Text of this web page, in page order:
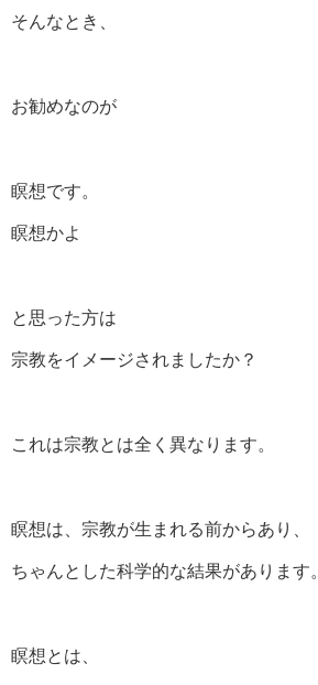
そんなとき、
お勧めなのが
瞑想です。
瞑想かよ
と思った方は
宗教をイメージされましたか？
これは宗教とは全く異なります。
瞑想は、宗教が生まれる前からあり、
ちゃんとした科学的な結果があります。
瞑想とは、